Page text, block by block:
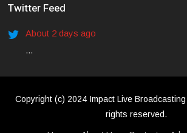
Twitter Feed
About 2 days ago
...
Copyright (c) 2024 Impact Live Broadcasting
rights reserved.